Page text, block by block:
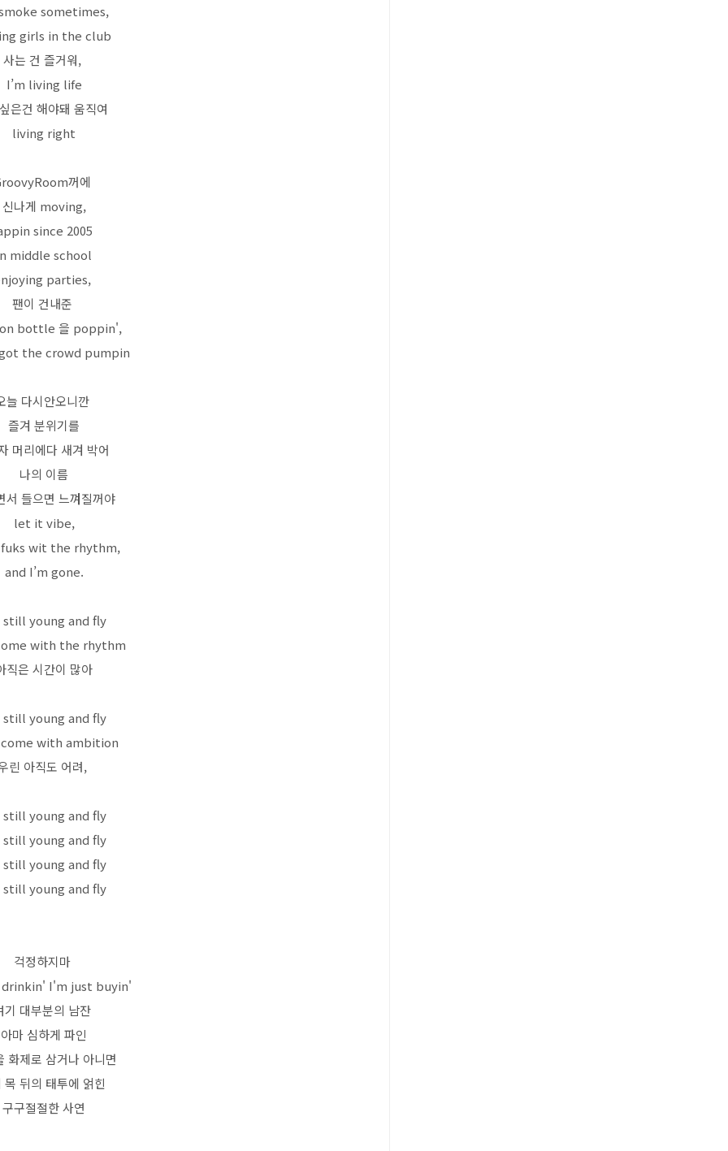
sometimes,
girls in the club
사는 건 즐거워,
I’m living life
은건 해야돼 움직여
living right
꺼에
신나게 moving,
since 2005
middle school
parties,
팬이 건내준
bottle 을 poppin',
the crowd pumpin
늘 다시안오니깐
즐겨 분위기를
머리에다 새겨 박어
나의 이름
서 들으면 느껴질꺼야
let it vibe,
wit the rhythm,
and I’m gone.
still young and fly
with the rhythm
직은 시간이 많아
still young and fly
with ambition
린 아직도 어려,
still young and fly
still young and fly
still young and fly
still young and fly
걱정하지마
I'm just buyin'
기 대부분의 남잔
아마 심하게 파인
화제로 삼거나 아니면
목 뒤의 태투에 얽힌
구구절절한 사연